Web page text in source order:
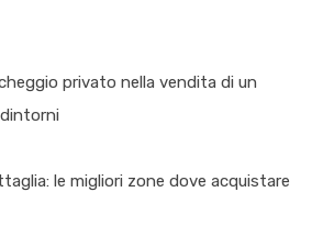
privato nella vendita di un
le migliori zone dove acquistare